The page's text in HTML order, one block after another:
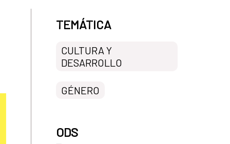
TEMÁTICA
CULTURA Y
DESARROLLO
GÉNERO
ODS